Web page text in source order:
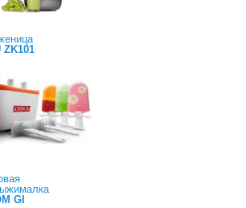
ZK101
GI